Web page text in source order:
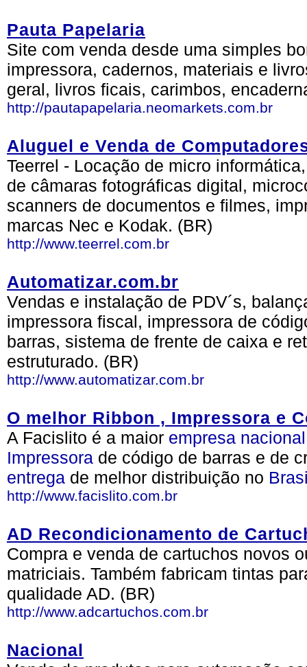
Pauta Papelaria
Site com venda desde uma simples
impressora, cadernos, materiais e
geral, livros ficais, carimbos,
http://pautapapelaria.neomarkets.com.br
Aluguel e Venda de
Teerrel - Locação de micro
de câmaras fotográficas digital,
scanners de documentos e filmes,
marcas Nec e Kodak. (BR)
http://www.teerrel.com.br
Automatizar.com.br
Vendas e instalação de PDV´s,
impressora fiscal, impressora de
barras, sistema de frente de caixa e
estruturado. (BR)
http://www.automatizar.com.br
O melhor Ribbon , Impressora e
A Facislito é a maior empresa nacional
Impressora de código de barras e de
entrega de melhor distribuição no
http://www.facislito.com.br
AD Recondicionamento de
Compra e venda de cartuchos novos
matriciais. Também fabricam tintas
qualidade AD. (BR)
http://www.adcartuchos.com.br
Nacional